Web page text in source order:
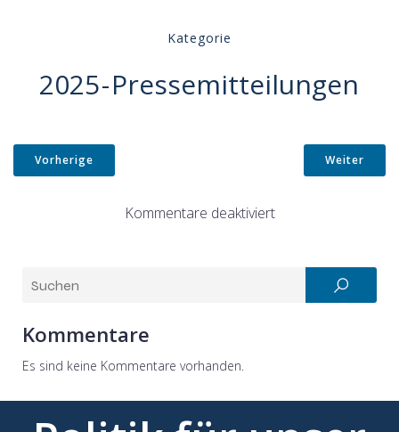
Kategorie
2025-Pressemitteilungen
Vorherige Weiter
Kommentare deaktiviert
Kommentare
Es sind keine Kommentare vorhanden.